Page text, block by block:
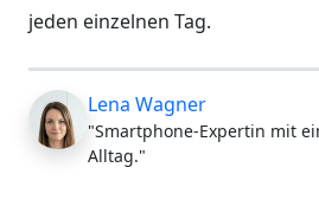
jeden einzelnen Tag.
Lena Wagner
"Smartphone-Expertin mit
Alltag."